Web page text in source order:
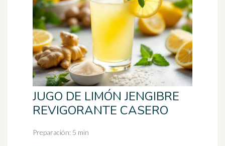
JUGO DE LIMÓN JENGIBRE
REVIGORANTE CASERO
Preparación: 5 min